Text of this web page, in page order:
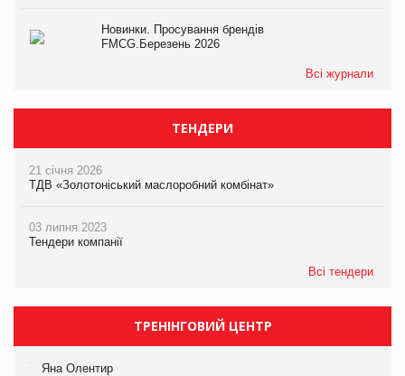
Новинки. Просування брендів
FMCG.Березень 2026
Всі журнали
ТЕНДЕРИ
21 січня 2026
ТДВ «Золотоніський маслоробний комбінат»
03 липня 2023
Тендери компанії
Всі тендери
ТРЕНІНГОВИЙ ЦЕНТР
Яна Олентир